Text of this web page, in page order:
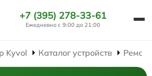
+7 (395) 278-33-61
Ежедневно с 9:00 до 21:00
Kyvol Каталог устройств